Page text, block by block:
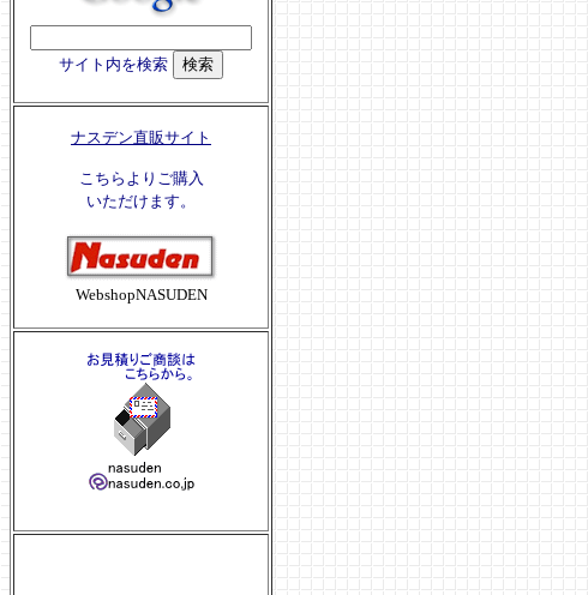
サイト内を検索
ナスデン直販サイト
こちらよりご購入
いただけます。
WebshopNASUDEN